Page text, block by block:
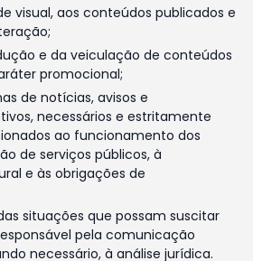
visual, aos conteúdos publicados e
e da veiculação de conteúdos
promocional;
de notícias, avisos e
necessários e estritamente
ao funcionamento dos
de serviços públicos, à
e às obrigações de
situações que possam suscitar
pela comunicação
necessário, à análise jurídica.